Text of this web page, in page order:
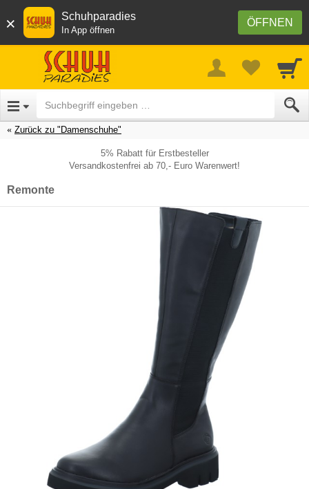
× ÖFFNEN
Schuhparadies
In App öffnen
Zurück zu "Damenschuhe"
5% Rabatt für Erstbesteller
Versandkostenfrei ab 70,- Euro Warenwert!
Remonte